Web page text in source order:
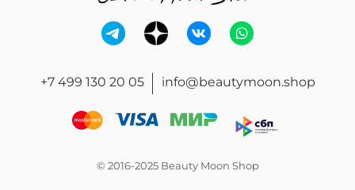
+7 499 130 20 05 info@beautymoon.shop
© 2016-2025 Beauty Moon Shop